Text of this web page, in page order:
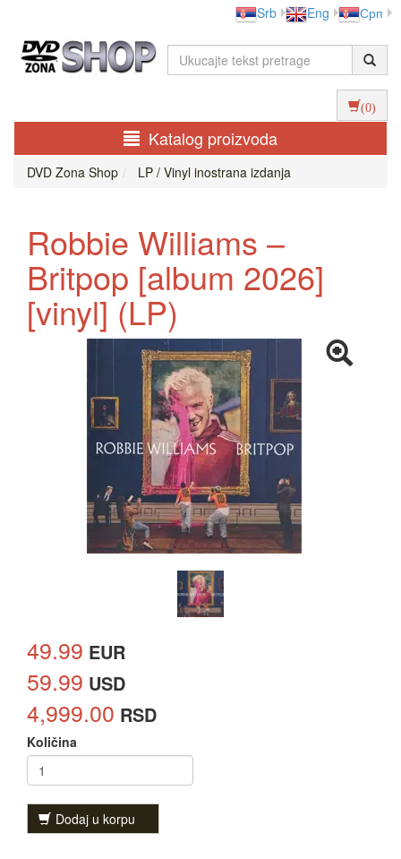
Srb Eng Срп
(0)
Katalog proizvoda
DVD Zona Shop LP / Vinyl inostrana izdanja
Robbie Williams –
Britpop [album 2026]
[vinyl] (LP)
49.99 EUR
59.99 USD
4,999.00 RSD
Količina
Dodaj u korpu